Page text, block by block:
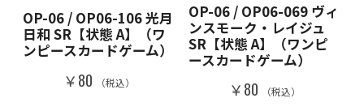
OP-06 / OP06-106 光月
日和 SR【状態 A】（ワ
ンピースカードゲーム）
￥80 （税込）
OP-06 / OP06-069 ヴィ
ンスモーク・レイジュ
SR【状態 A】（ワンピ
ースカードゲーム）
￥80 （税込）